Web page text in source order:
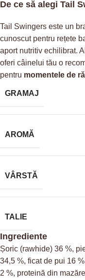
De ce să alegi Tail
Tail Swingers este un
cunoscut pentru rețete
aport nutritiv echilibrat.
oferi câinelui tău o
pentru momentele de
GRAMAJ
AROMĂ
VÂRSTĂ
TALIE
Ingrediente
Șoric (rawhide) 36 %,
34,5 %, ficat de pui 16
2 %, proteină din